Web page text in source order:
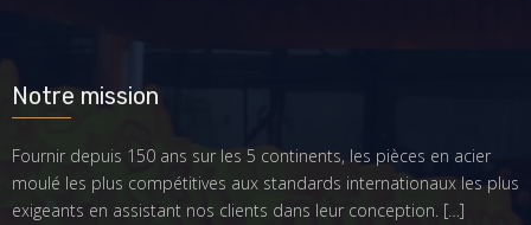
Notre mission
Fournir depuis 150 ans sur les 5 continents, les pièces en acier
moulé les plus compétitives aux standards internationaux les plus
exigeants en assistant nos clients dans leur conception. […]